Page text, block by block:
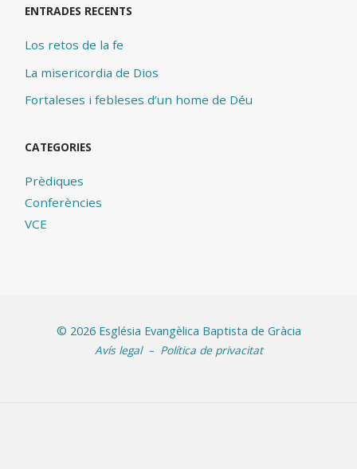
ENTRADES RECENTS
Los retos de la fe
La misericordia de Dios
Fortaleses i febleses d’un home de Déu
CATEGORIES
Prèdiques
Conferències
VCE
© 2026 Església Evangèlica Baptista de Gràcia
Avís legal– Política de privacitat